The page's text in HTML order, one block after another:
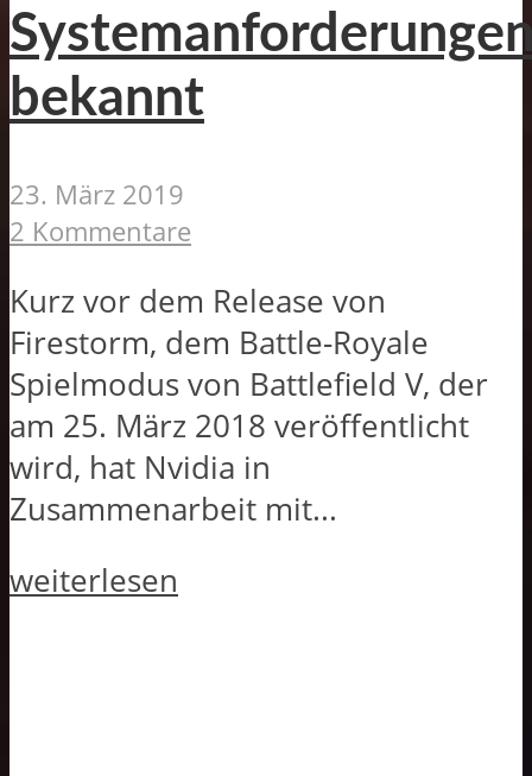
bekannt
23. März 2019
2 Kommentare
Kurz vor dem Release von
Firestorm, dem Battle-Royale
Spielmodus von Battlefield V, der
am 25. März 2018 veröffentlicht
wird, hat Nvidia in
Zusammenarbeit mit...
weiterlesen